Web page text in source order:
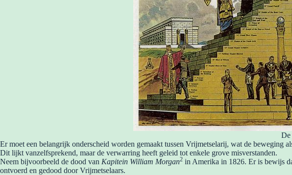
De
Er moet een belangrijk onderscheid worden gemaakt tussen Vrijmetselarij, wat de beweging
Dit lijkt vanzelfsprekend, maar de verwarring heeft geleid tot enkele grove misverstanden.
Neem bijvoorbeeld de dood van Kapitein William Morgan2 in Amerika in 1826. Er is bewijs
ontvoerd en gedood door Vrijmetselaars.